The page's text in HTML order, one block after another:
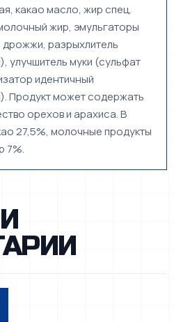
какао масло, жир спец.
жир, эмульгаторы
разрыхлитель
улучшитель муки (сульфат
идентичный
Продукт может содержать
орехов и арахиса. В
27,5%, молочные продукты
7%.